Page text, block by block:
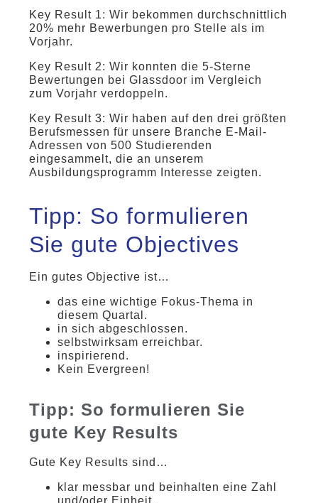
Key Result 1: Wir bekommen durchschnittlich
20% mehr Bewerbungen pro Stelle als im
Vorjahr.
Key Result 2: Wir konnten die 5-Sterne
Bewertungen bei Glassdoor im Vergleich
zum Vorjahr verdoppeln.
Key Result 3: Wir haben auf den drei größten
Berufsmessen für unsere Branche E-Mail-
Adressen von 500 Studierenden
eingesammelt, die an unserem
Ausbildungsprogramm Interesse zeigten.
Tipp: So formulieren
Sie gute Objectives
Ein gutes Objective ist…
das eine wichtige Fokus-Thema in
diesem Quartal.
in sich abgeschlossen.
selbstwirksam erreichbar.
inspirierend.
Kein Evergreen!
Tipp: So formulieren Sie
gute Key Results
Gute Key Results sind…
klar messbar und beinhalten eine Zahl
und/oder Einheit.